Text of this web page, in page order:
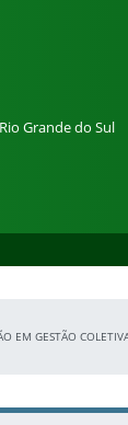
Grande do Sul
GESTÃO